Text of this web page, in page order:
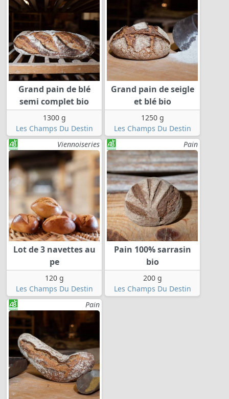
Grand pain de blé
semi complet bio
1300 g
Les Champs Du Destin
Grand pain de seigle
et blé bio
1250 g
Les Champs Du Destin
Viennoiseries
Lot de 3 navettes au
pe
120 g
Les Champs Du Destin
Pain
Pain 100% sarrasin
bio
200 g
Les Champs Du Destin
Pain